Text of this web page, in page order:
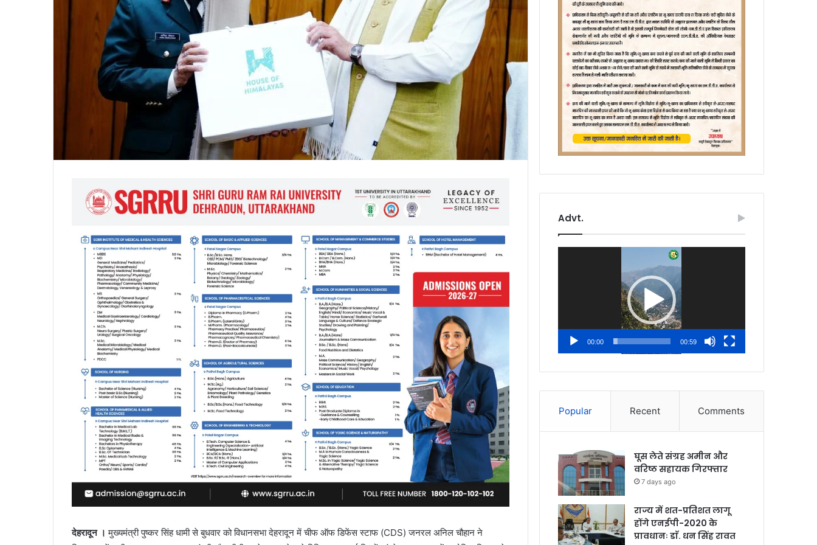
देहरादून ।मुख्यमंत्री पुष्कर सिंह धामी से बुधवार को विधानसभा देहरादून में चीफ ऑफ डिफेंस स्टाफ (CDS) जनरल अनिल चौहान ने
Advt.
00:00 00:59
Popular Recent Comments
घूस लेते संग्रह अमीन और
वरिष्ठ सहायक गिरफ्तार
7 days ago
राज्य में शत-प्रतिशत लागू
होंगे एनईपी-2020 के
प्रावधानः डाॅ. धन सिंह रावत